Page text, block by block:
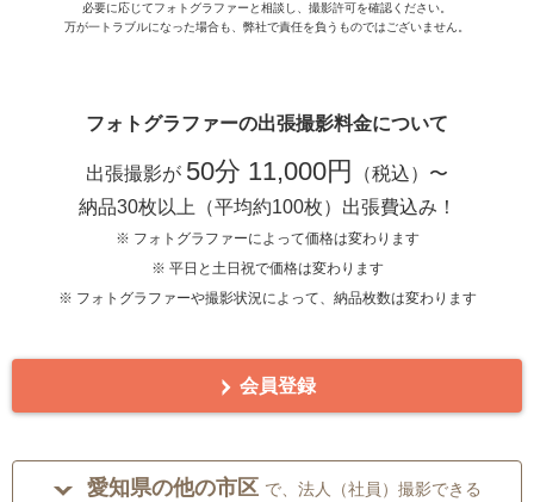
必要に応じてフォトグラファーと相談し、撮影許可を確認ください。
万が一トラブルになった場合も、弊社で責任を負うものではございません。
フォトグラファーの出張撮影料金について
出張撮影が 50分 11,000円
（税込）〜
納品30枚以上（平均約100枚）出張費込み！
※ フォトグラファーによって価格は変わります
※ 平日と土日祝で価格は変わります
※ フォトグラファーや撮影状況によって、納品枚数は変わります
会員登録
愛知県の他の市区 で、法人（社員）撮影できる